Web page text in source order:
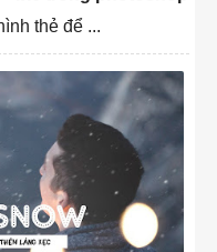
thẻ để ...